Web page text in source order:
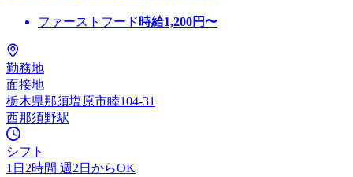
ファーストフード 時給1,200円〜
勤務地
面接地
栃木県那須塩原市睦104-31
西那須野駅
シフト
1日2時間 週2日からOK